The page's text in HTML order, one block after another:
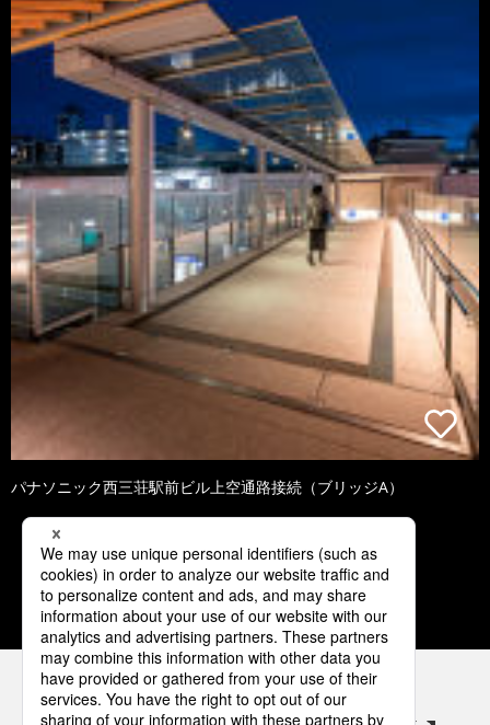
パナソニック西三荘駅前ビル上空通路接続（ブリッジA）
1 2 3 4 5
パナソニックの電気設備 SNSアカウント